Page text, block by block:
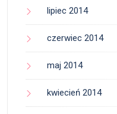
lipiec 2014
czerwiec 2014
maj 2014
kwiecień 2014